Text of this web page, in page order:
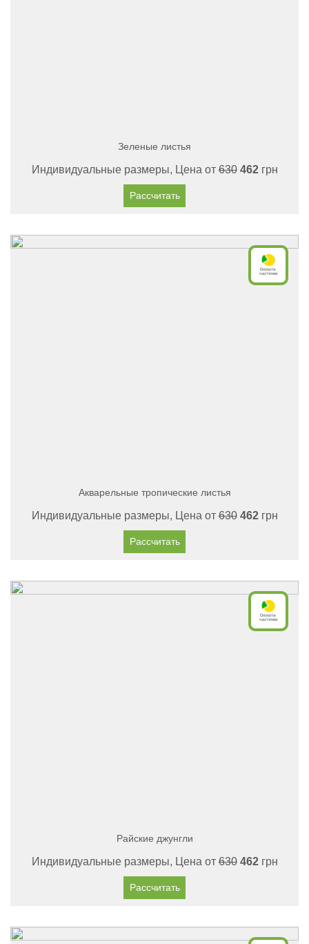
Зеленые листья
Индивидуальные размеры, Цена от630 462грн
Рассчитать
Акварельные тропические листья
Индивидуальные размеры, Цена от630 462грн
Рассчитать
Райские джунгли
Индивидуальные размеры, Цена от630 462грн
Рассчитать